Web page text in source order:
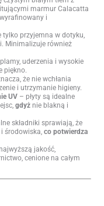
marmur Calacatta
i
tylko przyjemna w dotyku,
Minimalizuje również
uderzenia i wysokie
piękno.
że nie wchłania
i utrzymanie higieny.
UV – płyty są idealne
gdyż nie blakną i
składniki sprawiają, że
i środowiska,co potwierdza
jakość,
cenione na całym